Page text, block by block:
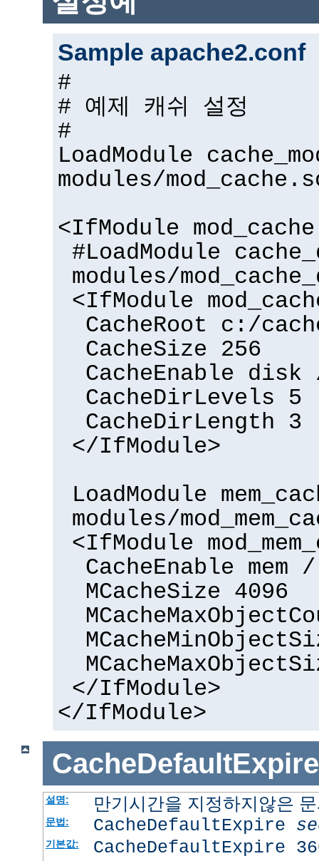
Sample apache2.conf
#
# 예제 캐쉬 설정
#
LoadModule
modules/
<IfModule
#LoadModule
modules/
<IfModule
CacheRoot c:/
CacheSize 256
CacheEnable disk
CacheDirLevels 5
CacheDirLength 3
</IfModule>
LoadModule
modules/
<IfModule
CacheEnable mem /
MCacheSize 4096
</IfModule>
</IfModule>
CacheDefaultExpire
설명: 만기시간을 지정하지않은
문법: CacheDefaultExpire
기본값: CacheDefaultExpire